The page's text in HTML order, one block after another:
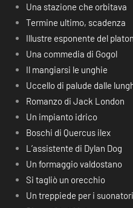
Una stazione che orbitava
Termine ultimo, scadenza
Illustre esponente del
Una commedia di Gogol
Il mangiarsi le unghie
Uccello di palude dalle
Romanzo di Jack London
Un impianto idrico
Boschi di Quercus ilex
L’assistente di Dylan Dog
Un formaggio valdostano
Si tagliò un orecchio
Un treppiede per i suonatori